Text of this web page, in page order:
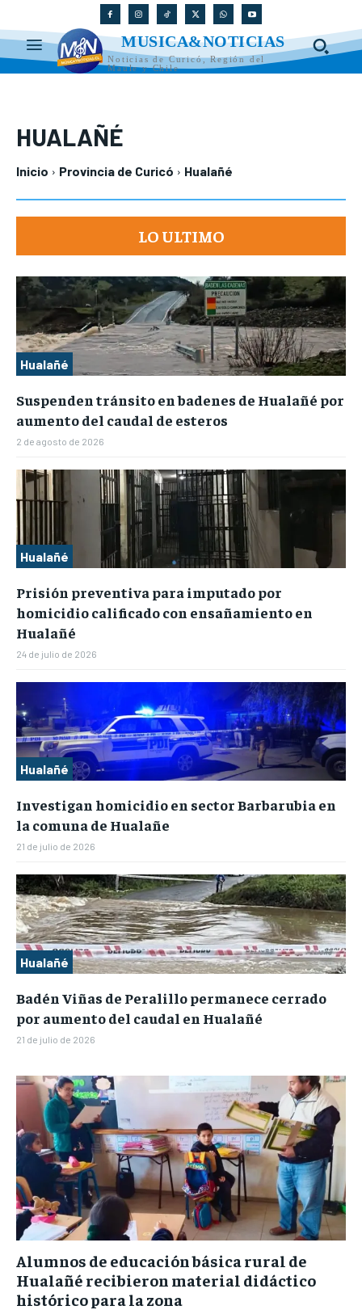
MUSICA&NOTICIAS
Noticias de Curicó, Región del
Maule y Chile
HUALAÑÉ
Inicio Provincia de Curicó Hualañé
LO ULTIMO
Hualañé
Suspenden tránsito en badenes de Hualañé por
aumento del caudal de esteros
2 de agosto de 2026
Hualañé
Prisión preventiva para imputado por
homicidio calificado con ensañamiento en
Hualañé
24 de julio de 2026
Hualañé
Investigan homicidio en sector Barbarubia en
la comuna de Hualañe
21 de julio de 2026
Hualañé
Badén Viñas de Peralillo permanece cerrado
por aumento del caudal en Hualañé
21 de julio de 2026
Alumnos de educación básica rural de
Hualañé recibieron material didáctico
histórico para la zona